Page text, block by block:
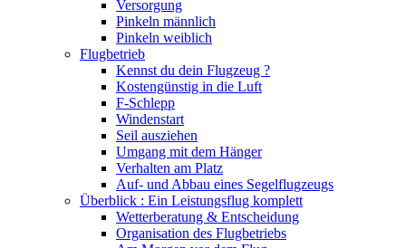
Versorgung
Pinkeln männlich
Pinkeln weiblich
Flugbetrieb
Kennst du dein Flugzeug ?
Kostengünstig in die Luft
F-Schlepp
Windenstart
Seil ausziehen
Umgang mit dem Hänger
Verhalten am Platz
Auf- und Abbau eines Segelflugzeugs
Überblick : Ein Leistungsflug komplett
Wetterberatung & Entscheidung
Organisation des Flugbetriebs